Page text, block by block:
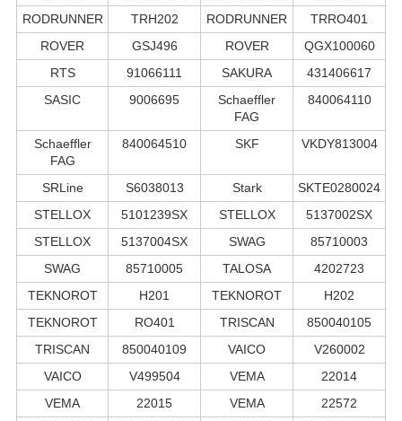
RODRUNNER
TRH202 RODRUNNER
TRRO401
ROVER
GSJ496 ROVER
QGX100060
RTS
91066111 SAKURA
431406617
SASIC
9006695
Schaeffler
FAG
840064110
Schaeffler
FAG
840064510 SKF VKDY813004
SRLine S6038013 Stark
SKTE0280024
STELLOX
5101239SX STELLOX
5137002SX
STELLOX
5137004SX SWAG
85710003
SWAG
85710005 TALOSA
4202723
TEKNOROT
H201 TEKNOROT
H202
TEKNOROT
RO401 TRISCAN
850040105
TRISCAN
850040109 VAICO
V260002
VAICO
V499504 VEMA
22014
VEMA
22015 VEMA
22572